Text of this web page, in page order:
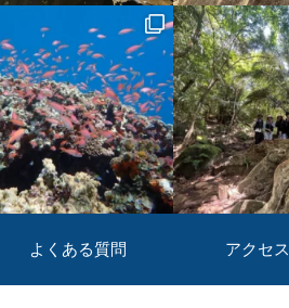
よくある質問 アクセス